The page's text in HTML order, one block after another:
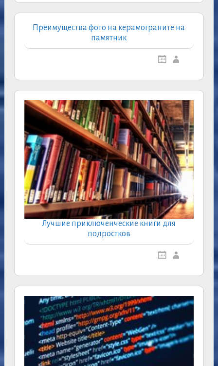
Преимущества фото на керамограните на
памятник
Лучшие приключенческие книги для
подростков